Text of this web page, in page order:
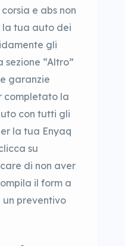
e abs non
la tua auto dei
gli
“Altro”
garanzie
completato la
con tutti gli
la tua Enyaq
su
di non aver
il form a
preventivo